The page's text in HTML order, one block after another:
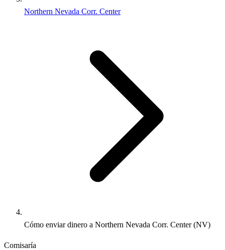
Northern Nevada Corr. Center
Cómo enviar dinero a Northern Nevada Corr. Center (NV)
Comisaría